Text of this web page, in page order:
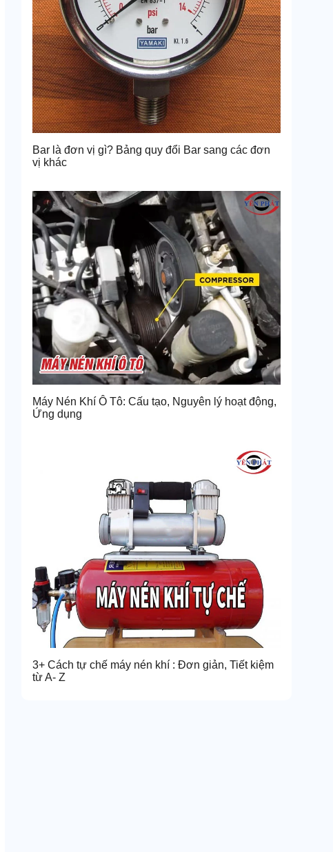
Bar là đơn vị gì? Bảng quy đổi Bar sang các đơn
vị khác
Máy Nén Khí Ô Tô: Cấu tạo, Nguyên lý hoạt động,
Ứng dụng
3+ Cách tự chế máy nén khí : Đơn giản, Tiết kiệm
từ A- Z